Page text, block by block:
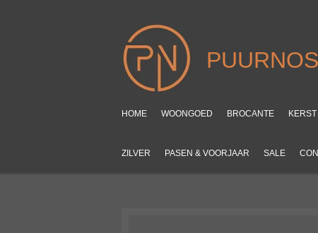
HOME WOONGOED BROCANTE KERST
ZILVER PASEN & VOORJAAR SALE